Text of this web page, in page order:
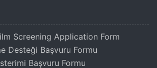
Screening Application Form
Desteği Başvuru Formu
Başvuru Formu